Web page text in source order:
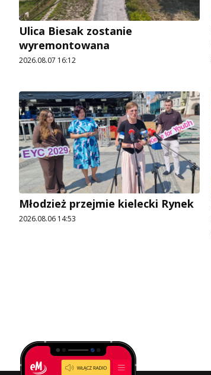
Ulica Biesak zostanie
wyremontowana
2026.08.07 16:12
Młodzież przejmie kielecki Rynek
2026.08.06 14:53